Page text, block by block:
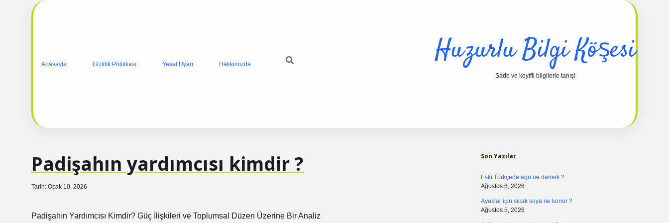
Anasayfa Gizlilik Politikası Yasal Uyarı Hakkımızda Huzurlu Bilgi Köşesi
Sade ve keyifli bilgilerle tanış!
Padişahın yardımcısı kimdir ?
Tarih: Ocak 10, 2026
Padişahın Yardımcısı Kimdir? Güç İlişkileri ve Toplumsal Düzen Üzerine Bir Analiz
Son Yazılar
Eski Türkçede agu ne demek ?
Ağustos 6, 2026
Ayaklar için sıcak suya ne konur ?
Ağustos 5, 2026